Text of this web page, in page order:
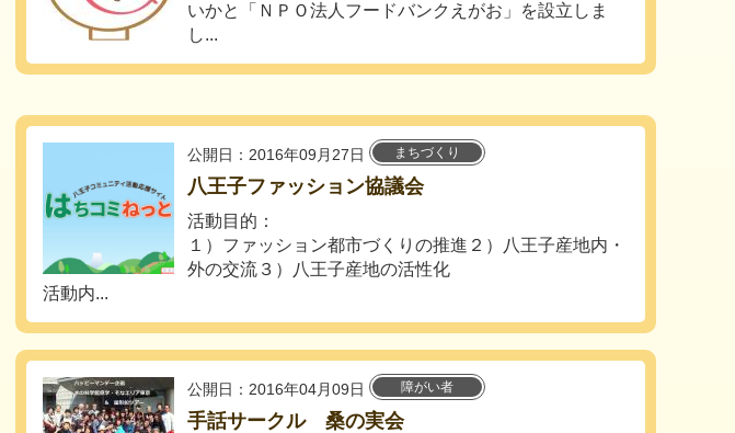
いかと「ＮＰＯ法人フードバンクえがお」を設立しま
し...
公開日：2016年09月27日 まちづくり
八王子ファッション協議会
活動目的：
１）ファッション都市づくりの推進２）八王子産地内・
外の交流３）八王子産地の活性化
活動内...
公開日：2016年04月09日 障がい者
手話サークル 桑の実会